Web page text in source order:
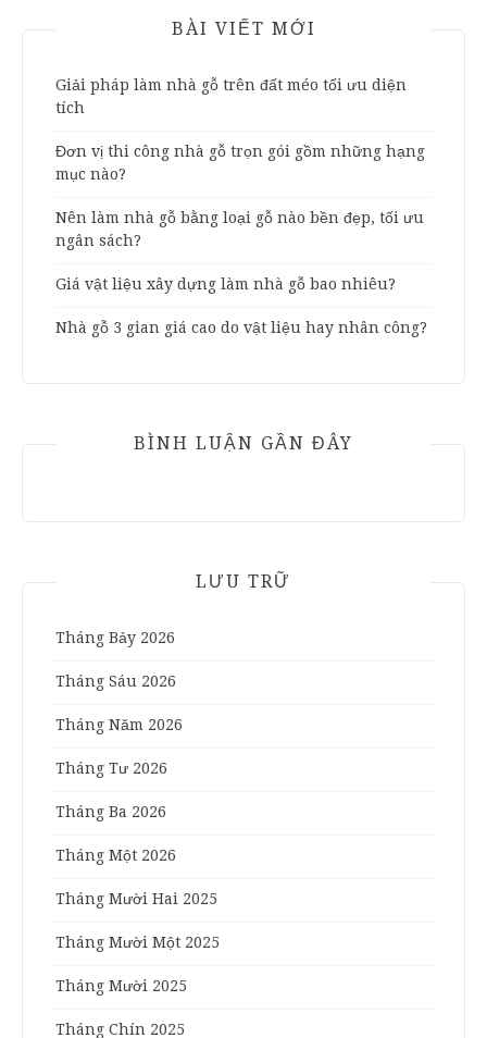
BÀI VIẾT MỚI
Giải pháp làm nhà gỗ trên đất méo tối ưu diện
tích
Đơn vị thi công nhà gỗ trọn gói gồm những hạng
mục nào?
Nên làm nhà gỗ bằng loại gỗ nào bền đẹp, tối ưu
ngân sách?
Giá vật liệu xây dựng làm nhà gỗ bao nhiêu?
Nhà gỗ 3 gian giá cao do vật liệu hay nhân công?
BÌNH LUẬN GẦN ĐÂY
LƯU TRỮ
Tháng Bảy 2026
Tháng Sáu 2026
Tháng Năm 2026
Tháng Tư 2026
Tháng Ba 2026
Tháng Một 2026
Tháng Mười Hai 2025
Tháng Mười Một 2025
Tháng Mười 2025
Tháng Chín 2025